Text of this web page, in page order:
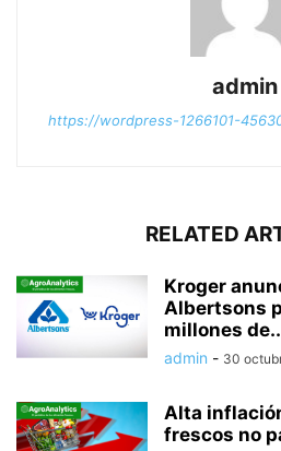
admin
https://wordpress-1266101-
RELATED
Kroger
Albertsons
millones
admin - 30
Alta
frescos no